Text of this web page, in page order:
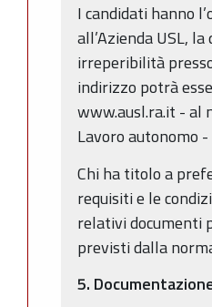
I candidati hanno
all’Azienda USL,
irreperibilità
indirizzo potrà
www.ausl.ra.it - al
Lavoro autonomo
Chi ha titolo a
requisiti e le
relativi documenti
previsti dalla
5.